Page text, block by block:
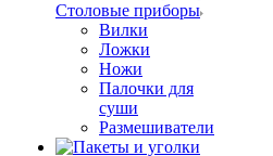
Столовые приборы
Вилки
Ложки
Ножи
Палочки для
суши
Размешиватели